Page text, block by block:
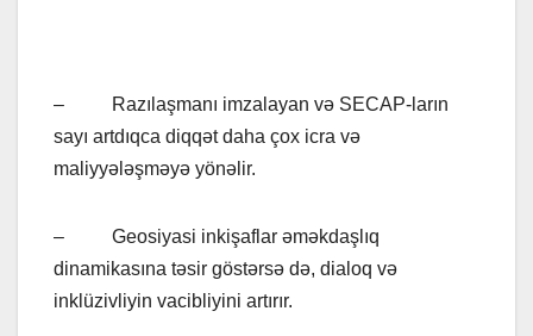
– Razılaşmanı imzalayan və SECAP-ların
sayı artdıqca diqqət daha çox icra və
maliyyələşməyə yönəlir.
– Geosiyasi inkişaflar əməkdaşlıq
dinamikasına təsir göstərsə də, dialoq və
inklüzivliyin vacibliyini artırır.